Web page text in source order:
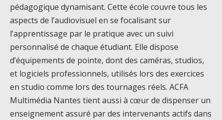
pédagogique dynamisant. Cette école couvre tous les
aspects de l’audiovisuel en se focalisant sur
l’apprentissage par le pratique avec un suivi
personnalisé de chaque étudiant. Elle dispose
d’équipements de pointe, dont des caméras, studios,
et logiciels professionnels, utilisés lors des exercices
en studio comme lors des tournages réels. ACFA
Multimédia Nantes tient aussi à cœur de dispenser un
enseignement assuré par des intervenants actifs dans